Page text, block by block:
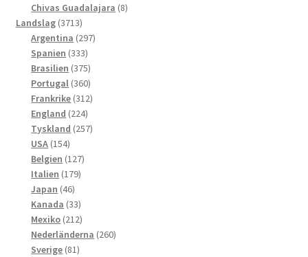
produkter
Chivas Guadalajara 88
Landslag 37133713
produkter
Argentina 297297
Spanien 333333
produkter
Brasilien 375375
produkter
Portugal 360360
produkter
Frankrike 312312
England 224224
produkter
Tyskland 257257
USA 154154
produkter
Belgien 127127
Italien 179179
Japan 4646
produkter
Kanada 3333
produkter
Mexiko 212212
produkter
Nederländerna 260260
Sverige 8181